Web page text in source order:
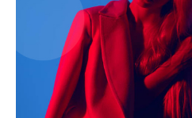
광고 및 제휴문의
구독자 의견
개인정보취급방침
청소년보호정책